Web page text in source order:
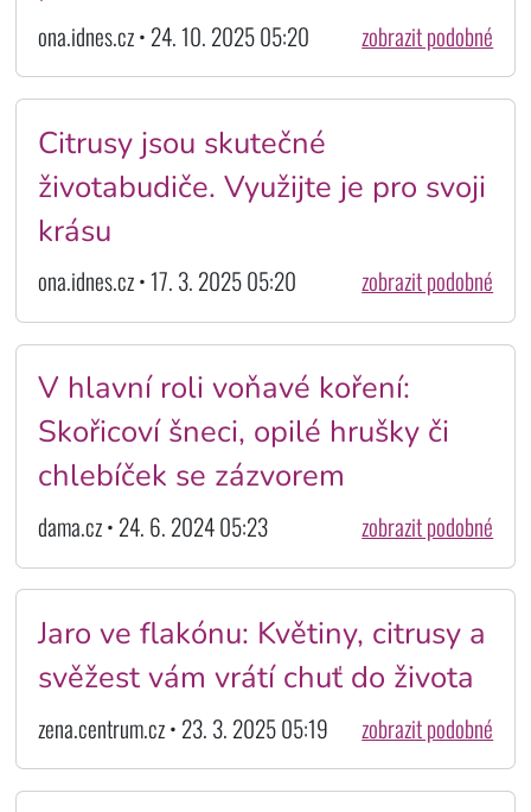
ona.idnes.cz • 24. 10. 2025 05:20 zobrazit podobné
Citrusy jsou skutečné
životabudiče. Využijte je pro svoji
krásu
ona.idnes.cz • 17. 3. 2025 05:20 zobrazit podobné
V hlavní roli voňavé koření:
Skořicoví šneci, opilé hrušky či
chlebíček se zázvorem
dama.cz • 24. 6. 2024 05:23 zobrazit podobné
Jaro ve flakónu: Květiny, citrusy a
svěžest vám vrátí chuť do života
zena.centrum.cz • 23. 3. 2025 05:19 zobrazit podobné